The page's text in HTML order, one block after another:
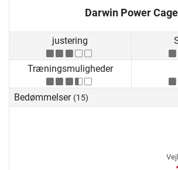
Darwin Power Cage
justering
Træningsmuligheder
Bedømmelser (15)